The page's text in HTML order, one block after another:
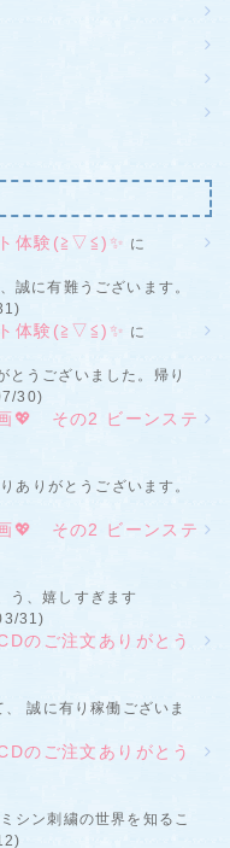
体験(≧▽≦)✨ に
誠に有難うございます。
体験(≧▽≦)✨ に
とうございました。帰り
30)
💖 その2 ビーンステ
りがとうございます。
💖 その2 ビーンステ
う、嬉しすぎます
31)
のご注文ありがとう
誠に有り稼働ございま
のご注文ありがとう
シン刺繍の世界を知るこ